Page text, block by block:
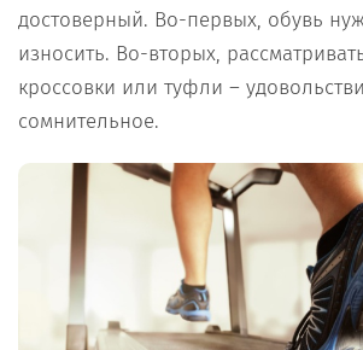
достоверный. Во-первых, обувь
износить. Во-вторых,
кроссовки или туфли –
сомнительное.